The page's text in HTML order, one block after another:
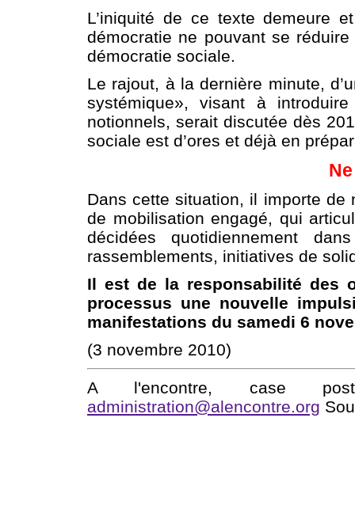
L’iniquité de ce texte demeure
démocratie ne pouvant se
démocratie sociale.
Le rajout, à la dernière minute,
systémique», visant à
notionnels, serait discutée dès
sociale est d’ores et déjà en
Dans cette situation, il importe
de mobilisation engagé, qui
décidées quotidiennement
rassemblements, initiatives de
Il est de la responsabilité des
processus une nouvelle
manifestations du samedi 6
(3 novembre 2010)
A l'encontre, case
administration@alencontre.org